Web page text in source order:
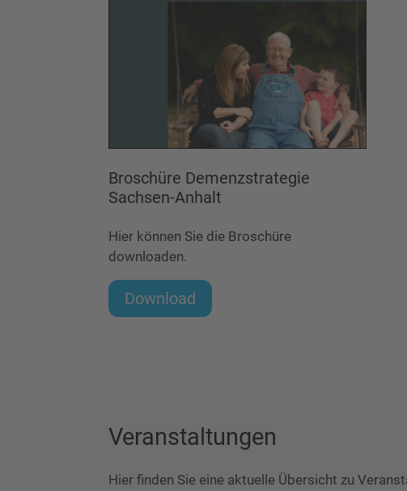
Broschüre Demenzstrategie
Sachsen-Anhalt
Hier können Sie die Broschüre
downloaden.
Download
Veranstaltungen
Hier finden Sie eine aktuelle Übersicht zu